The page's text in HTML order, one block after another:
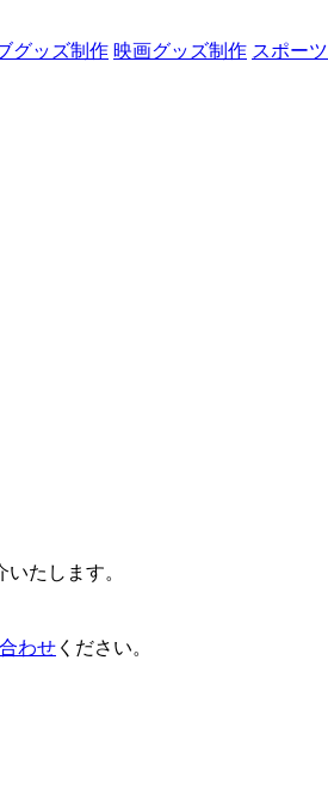
グッズ制作 映画グッズ制作 スポー
たします。
わせ ください。